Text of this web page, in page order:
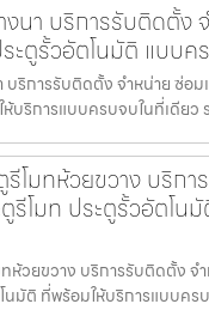
งนา บริการรับติดตั้ง
ะตูรั้วอัตโนมัติ แบบค
บริการรับติดตั้ง จำหน่าย ซ่อ
บริการแบบครบจบในที่เดียว
รีโมทห้วยขวาง บริก
รีโมท ประตูรั้วอัตโน
ทห้วยขวาง บริการรับติดตั้ง จ
นมัติ ที่พร้อมให้บริการแบบคร